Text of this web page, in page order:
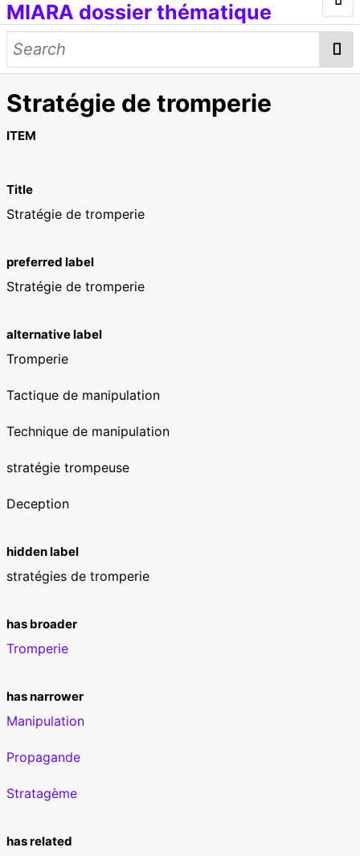
MIARA dossier thématique
Introduction
Œuvres et documents
Modèles d'IA
Données d'entraînement
Concepts
[ITMAI] Journée d'étude et ateliers
Stratégie de tromperie
ITEM
Title
Stratégie de tromperie
preferred label
Stratégie de tromperie
alternative label
Tromperie
Tactique de manipulation
Technique de manipulation
stratégie trompeuse
Deception
hidden label
stratégies de tromperie
has broader
Tromperie
has narrower
Manipulation
Propagande
Stratagème
has related